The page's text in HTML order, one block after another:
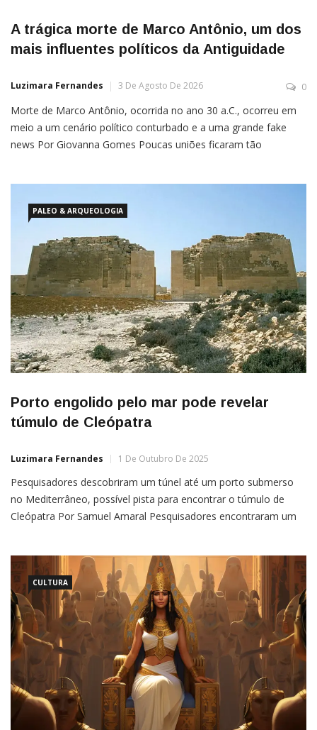
A trágica morte de Marco Antônio, um dos
mais influentes políticos da Antiguidade
Luzimara Fernandes 3 De Agosto De 2026 0
Morte de Marco Antônio, ocorrida no ano 30 a.C., ocorreu em
meio a um cenário político conturbado e a uma grande fake
news Por Giovanna Gomes Poucas uniões ficaram tão
PALEO & ARQUEOLOGIA
Porto engolido pelo mar pode revelar
túmulo de Cleópatra
Luzimara Fernandes 1 De Outubro De 2025
Pesquisadores descobriram um túnel até um porto submerso
no Mediterrâneo, possível pista para encontrar o túmulo de
Cleópatra Por Samuel Amaral Pesquisadores encontraram um
abaixo do mar Mediterrâneo pode ser o túmulo da
rainha Cleópatra. As descobertas podem
CULTURA